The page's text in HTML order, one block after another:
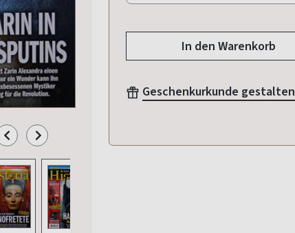
In den Warenkorb
Geschenkurkunde gestalten